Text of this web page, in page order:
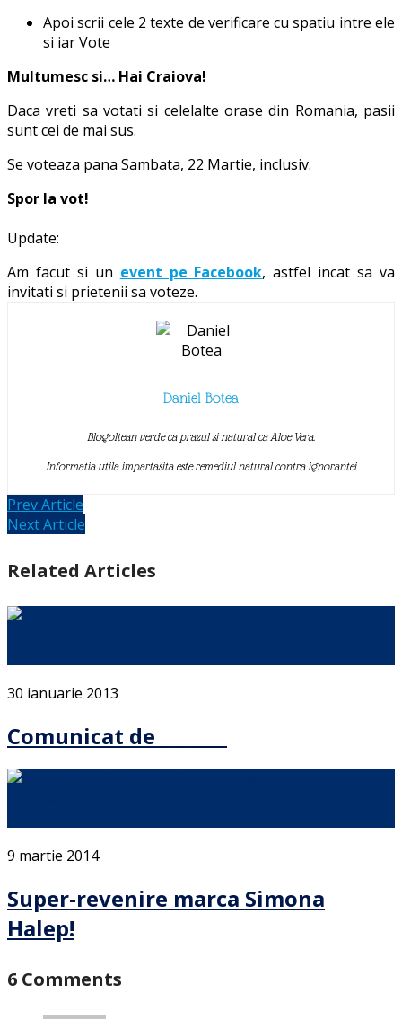
Apoi scrii cele 2 texte de verificare cu spatiu intre ele
si iar Vote
Multumesc si… Hai Craiova!
Daca vreti sa votati si celelalte orase din Romania, pasii
sunt cei de mai sus.
Se voteaza pana Sambata, 22 Martie, inclusiv.
Spor la vot!
Update:
Am facut si un event pe Facebook, astfel incat sa va
invitati si prietenii sa voteze.
Daniel Botea
Blogoltean verde ca prazul si natural ca Aloe Vera.
Informatia utila impartasita este remediul natural contra ignorantei
Prev Article
Next Article
Related Articles
30 ianuarie 2013
Comunicat de _ _ _ _ _
9 martie 2014
Super-revenire marca Simona
Halep!
6 Comments